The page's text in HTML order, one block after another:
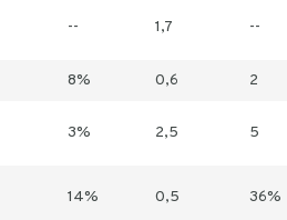
-- 1,7 --
8% 0,6 2
3% 2,5 5
14% 0,5 36%